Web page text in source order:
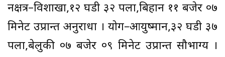
नक्षत्र–विशाखा,१२ घडी ३२ पला,बिहान ११ बजेर ०७
मिनेट उप्रान्त अनुराधा । योग–आयुष्मान,३२ घडी ३७
पला,बेलुकी ०७ बजेर ०९ मिनेट उप्रान्त सौभाग्य ।